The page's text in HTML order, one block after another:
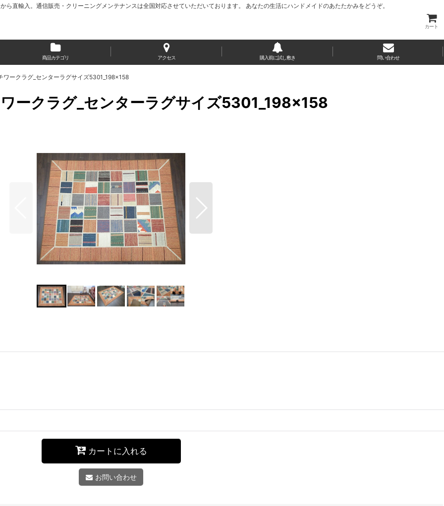
直輸入。通信販売・クリーニングメンテナンスは全国対応させていただいております。 あなたの生活にハンドメイドのあたたかみをどうぞ。
カート
商品カテゴリ アクセス 購入前に試し敷き 問い合わせ
ワークラグ_センターラグサイズ5301_198×158
ークラグ_センターラグサイズ5301_198×158
カートに入れる
お問い合わせ